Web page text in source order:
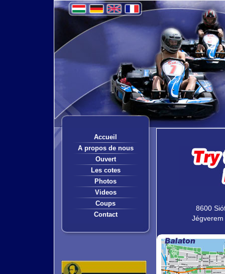
Accueil
A propos de nous
Ouvert
Les cotes
Photos
Videos
Coups
Contact
8600
Jégverem